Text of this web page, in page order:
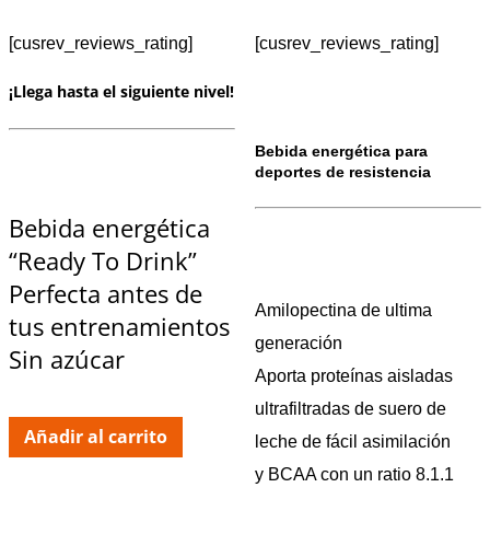
[cusrev_reviews_rating]
¡Llega hasta el siguiente nivel!
Bebida energética
“Ready To Drink”
Perfecta antes de
tus entrenamientos
Sin azúcar
Añadir al carrito
[cusrev_reviews_rating]
Bebida energética para
deportes de resistencia
Amilopectina de ultima
generación
Aporta proteínas aisladas
ultrafiltradas de suero de
leche de fácil asimilación
y BCAA con un ratio 8.1.1